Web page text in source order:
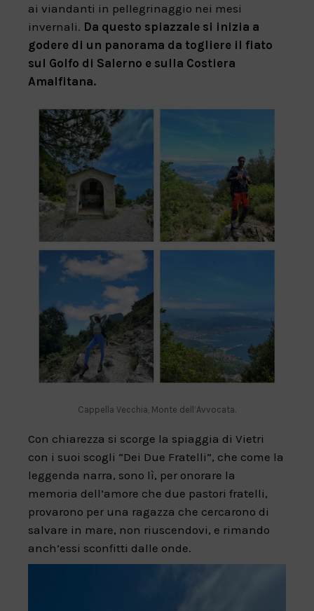
ai viandanti in pellegrinaggio nei mesi
invernali. Da questo spiazzale si inizia a
godere di un panorama da togliere il fiato
sul Golfo di Salerno e sulla Costiera
Amalfitana.
Cappella Vecchia, Monte dell’Avvocata.
Con chiarezza si scorge la spiaggia di Vietri
con i suoi scogli “Dei Due Fratelli”, che come la
leggenda narra, sono lì, per onorare la
memoria dell’amore che due pastori fratelli,
provarono per una ragazza che cercarono di
salvare in mare, non riuscendovi, e rimando
anch’essi sconfitti dalle onde.